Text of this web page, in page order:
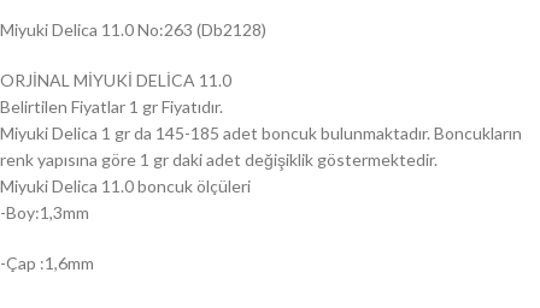
Miyuki Delica 11.0 No:263 (Db2128)
ORJİNAL MİYUKİ DELİCA 11.0
Belirtilen Fiyatlar 1 gr Fiyatıdır.
Miyuki Delica 1 gr da 145-185 adet boncuk bulunmaktadır. Boncukların
renk yapısına göre 1 gr daki adet değişiklik göstermektedir.
Miyuki Delica 11.0 boncuk ölçüleri
-Boy:1,3mm
-Çap :1,6mm